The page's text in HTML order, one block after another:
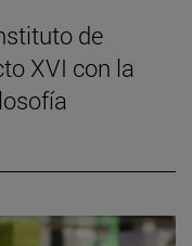
de
XVI con la